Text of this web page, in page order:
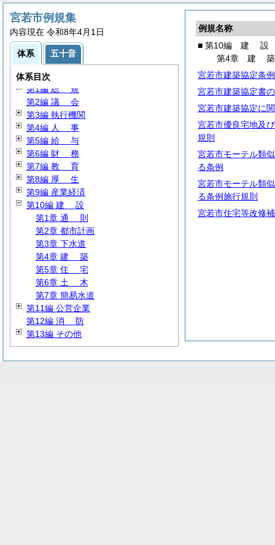
例規名称
■ 第10編 建 設
第4章 建築
宮若市建築協定条例
宮若市建築協定書
宮若市建築協定に
宮若市優良宅地及
規則
宮若市モーテル類
る条例
宮若市モーテル類
る条例施行規則
宮若市住宅等改修
宮若市例規集
内容現在 令和8年4月1日
体系 五十音
体系目次
第1編 総 規
第2編 議 会
第3編 執行機関
第4編 人 事
第5編 給 与
第6編 財 務
第7編 教 育
第8編 厚 生
第9編 産業経済
第10編 建 設
第1章 通 則
第2章 都市計画
第3章 下水道
第4章 建 築
第5章 住 宅
第6章 土 木
第7章 簡易水道
第11編 公営企業
第12編 消 防
第13編 その他